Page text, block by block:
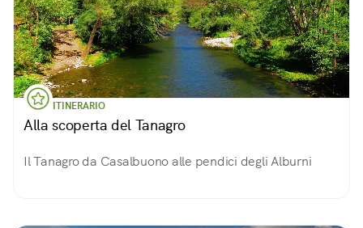
ITINERARIO
Alla scoperta del Tanagro
Il Tanagro da Casalbuono alle pendici degli Alburni